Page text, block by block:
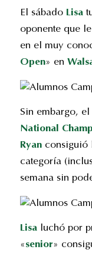
El sábado Lisa
oponente que
en el muy
Open» en
Sin embargo,
National
Ryanconsiguió
categoría
semana sin
Lisaluchó por
«senior»